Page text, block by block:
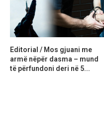
Editorial / Mos gjuani me
armë nëpër dasma – mund
të përfundoni deri në 5...